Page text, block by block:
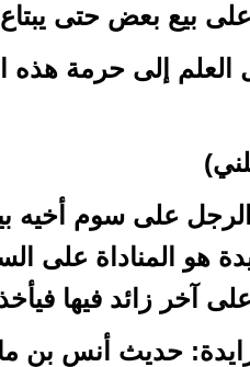
بيع بعض حتى
إلى حرمة هذه
على سوم أخيه بيع
هو المناداة على
زائد فيها
حديث أنس بن